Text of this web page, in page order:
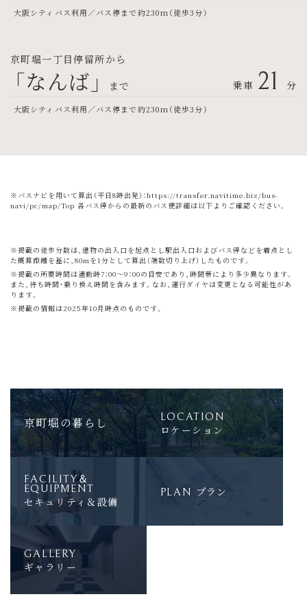
大阪シティバス利用／バス停まで約230m（徒歩3分）
京町堀一丁目停留所から
「なんば」 まで 乗車 21 分
大阪シティバス利用／バス停まで約230m（徒歩3分）
※バスナビを用いて算出（平日8時出発）：https://transfer.navitime.biz/bus-
navi/pc/map/Top 各バス停からの最新のバス便詳細は以下よりご確認ください。
※掲載の徒歩分数は、建物の出入口を起点とし駅出入口およびバス停などを着点とし
た概算距離を基に、80mを1分として算出（端数切り上げ）したものです。
※掲載の所要時間は通勤時7：00～9：00の目安であり、時間帯により多少異なります。
また、待ち時間・乗り換え時間を含みます。なお、運行ダイヤは変更となる可能性があ
ります。
※掲載の情報は2025年10月時点のものです。
京町堀の暮らし LOCATION
ロケーション
FACILITY＆
EQUIPMENT
セキュリティ＆設備
PLAN プラン
GALLERY
ギャラリー